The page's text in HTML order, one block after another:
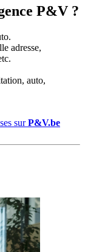
P&V ?
adresse,
auto,
surP&V.be